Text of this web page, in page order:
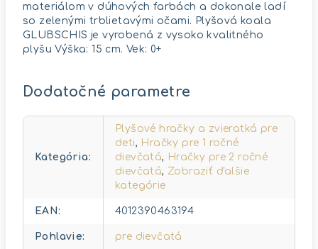
materiálom v dúhových farbách a dokonale ladí
so zelenými trblietavými očami. Plyšová koala
GLUBSCHIS je vyrobená z vysoko kvalitného
plyšu Výška: 15 cm. Vek: 0+
Dodatočné parametre
Kategória:
Plyšové hračky a zvieratká pre
deti, Hračky pre 1 ročné
dievčatá, Hračky pre 2 ročné
dievčatá, Zobraziť ďalšie
kategórie
EAN: 4012390463194
Pohlavie: pre dievčatá